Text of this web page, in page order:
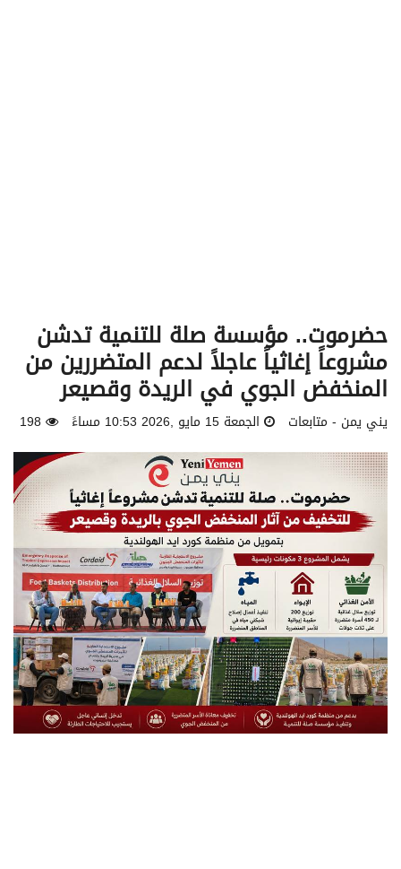
حضرموت.. مؤسسة صلة للتنمية تدشن
مشروعاً إغاثياً عاجلاً لدعم المتضررين من
المنخفض الجوي في الريدة وقصيعر
يني يمن - متابعات الجمعة 15 مايو ,2026 10:53 مساءً 198